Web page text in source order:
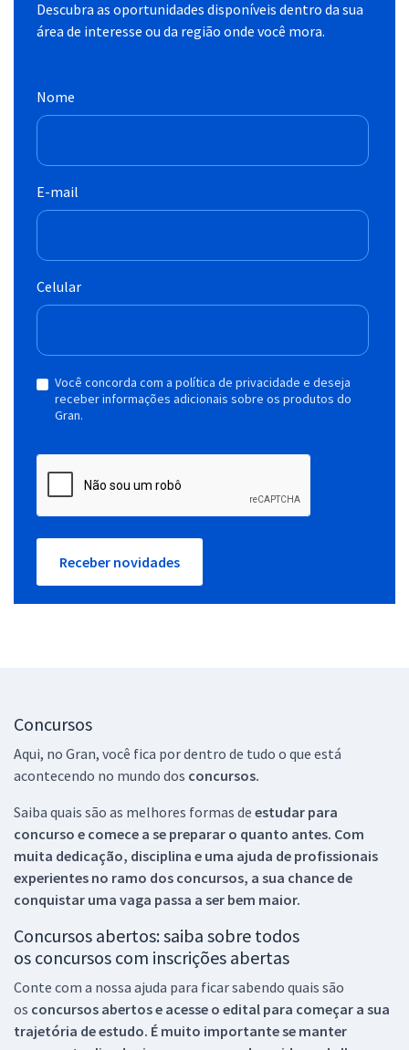
Descubra as oportunidades disponíveis dentro da sua
área de interesse ou da região onde você mora.
Nome
E-mail
Celular
Você concorda com a política de privacidade e deseja
receber informações adicionais sobre os produtos do
Gran.
Receber novidades
Concursos
Aqui, no Gran, você fica por dentro de tudo o que está
acontecendo no mundo dos concursos.
Saiba quais são as melhores formas de estudar para
concurso e comece a se preparar o quanto antes. Com
muita dedicação, disciplina e uma ajuda de profissionais
experientes no ramo dos concursos, a sua chance de
conquistar uma vaga passa a ser bem maior.
Concursos abertos: saiba sobre todos
os concursos com inscrições abertas
Conte com a nossa ajuda para ficar sabendo quais são
os concursos abertos e acesse o edital para começar a sua
trajetória de estudo. É muito importante se manter